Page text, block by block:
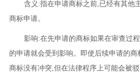
含义:指在申请商标之前,已经有其他
商标申请。
影响:在先申请的商标如果在审查过
的申请就会受到影响。即使后续申请的
商标没有冲突,但在法律程序上可能会被驳